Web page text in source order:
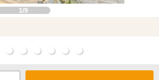
1/9